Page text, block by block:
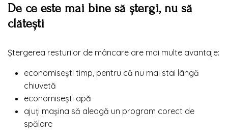
De ce este mai bine să ștergi, nu să
clătești
Ștergerea resturilor de mâncare are mai multe avantaje:
economisești timp, pentru că nu mai stai lângă
chiuvetă
economisești apă
ajuți mașina să aleagă un program corect de
spălare